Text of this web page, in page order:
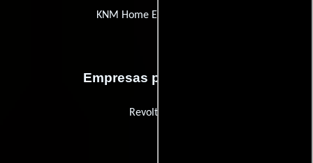
KNM Home Entertainment
Empresas productoras
Revolt Films